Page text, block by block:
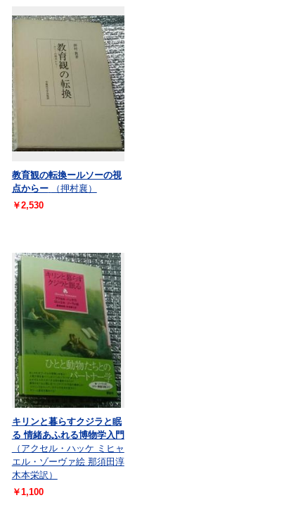
教育観の転換ールソーの視
点からー
（押村襄）
￥2,530
キリンと暮らすクジラと眠
る 情緒あふれる博物学入門
（アクセル・ハッケ ミヒャ
エル・ゾーヴァ絵 那須田淳
木本栄訳）
￥1,100